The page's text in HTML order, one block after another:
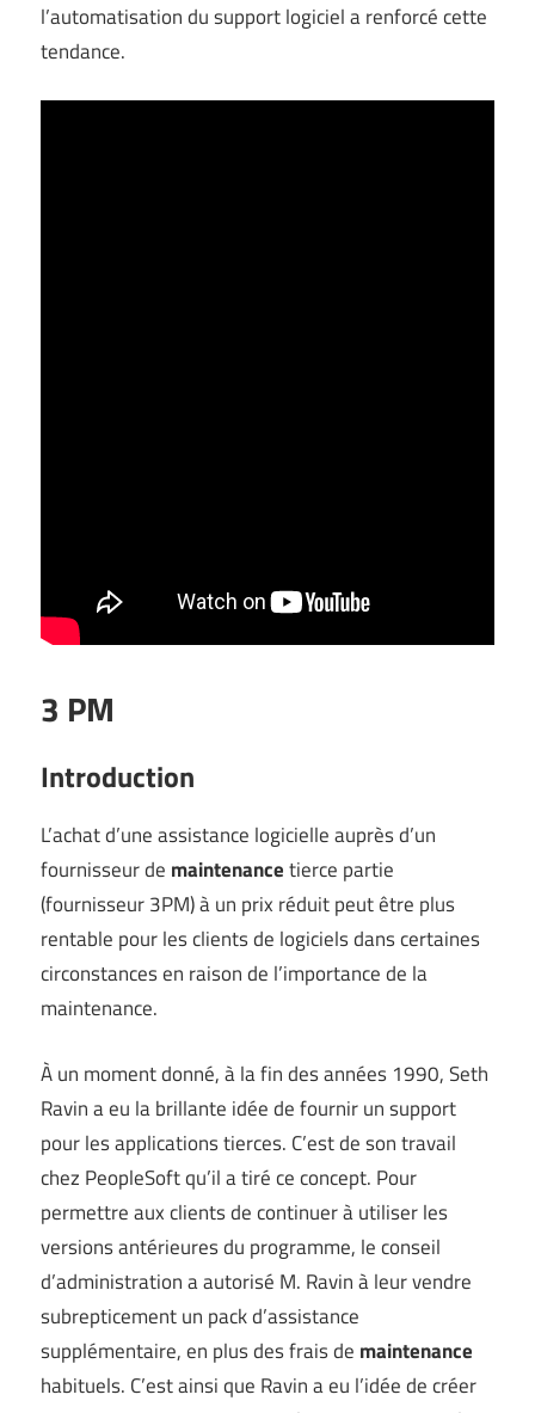
l’automatisation du support logiciel a renforcé cette
tendance.
3 PM
Introduction
L’achat d’une assistance logicielle auprès d’un
fournisseur de maintenancetierce partie
(fournisseur 3PM) à un prix réduit peut être plus
rentable pour les clients de logiciels dans certaines
circonstances en raison de l’importance de la
maintenance.
À un moment donné, à la fin des années 1990, Seth
Ravin a eu la brillante idée de fournir un support
pour les applications tierces. C’est de son travail
chez PeopleSoft qu’il a tiré ce concept. Pour
permettre aux clients de continuer à utiliser les
versions antérieures du programme, le conseil
d’administration a autorisé M. Ravin à leur vendre
subrepticement un pack d’assistance
supplémentaire, en plus des frais de maintenance
habituels. C’est ainsi que Ravin a eu l’idée de créer